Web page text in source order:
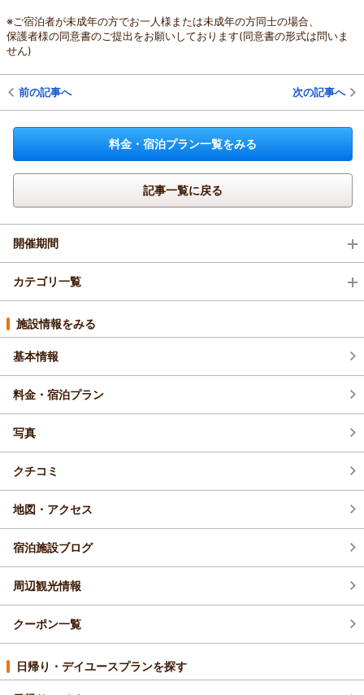
※ご宿泊者が未成年の方でお一人様または未成年の方同士の場合、
保護者様の同意書のご提出をお願いしております(同意書の形式は問いま
せん)
前の記事へ 次の記事へ
料金・宿泊プラン一覧をみる
記事一覧に戻る
開催期間
2026年8月(1)
2026年7月(1)
カテゴリ一覧
新プラン (4)
その他 (2)
お得情報 (9)
施設情報をみる
基本情報
料金・宿泊プラン
写真
クチコミ
地図・アクセス
宿泊施設ブログ
周辺観光情報
クーポン一覧
日帰り・デイユースプランを探す